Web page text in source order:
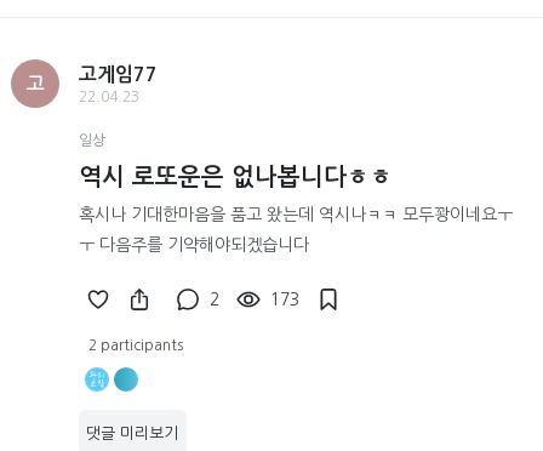
고
고게임77
22.04.23
일상
역시 로또운은 없나봅니다ㅎㅎ
혹시나 기대한마음을 품고 왔는데 역시나ㅋㅋ 모두꽝이네요ㅜ
ㅜ 다음주를 기약해야되겠습니다
2 173
2 participants
댓글 미리보기